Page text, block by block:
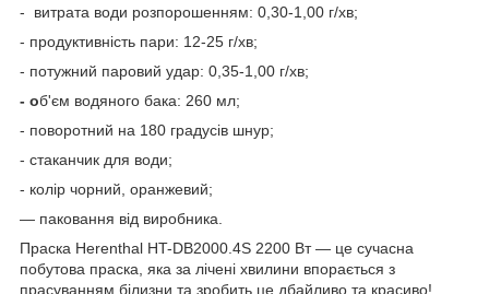
- витрата води розпорошенням: 0,30-1,00 г/хв;
- продуктивність пари: 12-25 г/хв;
- потужний паровий удар: 0,35-1,00 г/хв;
- об'єм водяного бака: 260 мл;
- поворотний на 180 градусів шнур;
- стаканчик для води;
- колір чорний, оранжевий;
— паковання від виробника.
Праска Herenthal HT-DB2000.4S 2200 Вт — це сучасна
побутова праска, яка за лічені хвилини впорається з
прасуванням білизни та зробить це дбайливо та красиво!